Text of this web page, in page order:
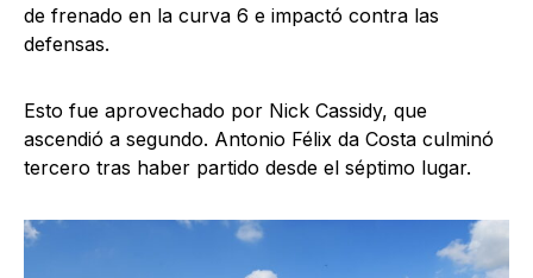
de frenado en la curva 6 e impactó contra las
defensas.
Esto fue aprovechado por Nick Cassidy, que
ascendió a segundo. Antonio Félix da Costa culminó
tercero tras haber partido desde el séptimo lugar.